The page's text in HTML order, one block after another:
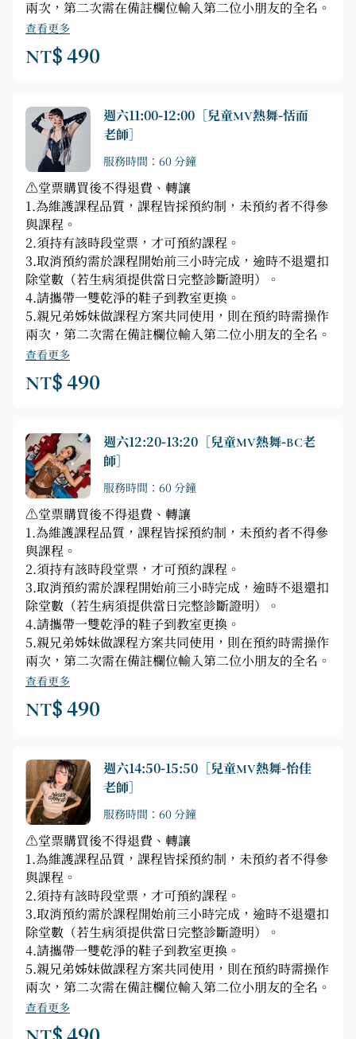
兩次，第二次需在備註欄位輸入第二位小朋友的全名。
查看更多
NT$ 490
週六11:00-12:00［兒童MV熱舞-恬而
老師］
服務時間：60 分鐘
⚠️堂票購買後不得退費、轉讓
1.為維護課程品質，課程皆採預約制，未預約者不得參
與課程。
2.須持有該時段堂票，才可預約課程。
3.取消預約需於課程開始前三小時完成，逾時不退還扣
除堂數（若生病須提供當日完整診斷證明）。
4.請攜帶一雙乾淨的鞋子到教室更換。
5.親兄弟姊妹做課程方案共同使用，則在預約時需操作
兩次，第二次需在備註欄位輸入第二位小朋友的全名。
查看更多
NT$ 490
週六12:20-13:20［兒童MV熱舞-BC老
師］
服務時間：60 分鐘
⚠️堂票購買後不得退費、轉讓
1.為維護課程品質，課程皆採預約制，未預約者不得參
與課程。
2.須持有該時段堂票，才可預約課程。
3.取消預約需於課程開始前三小時完成，逾時不退還扣
除堂數（若生病須提供當日完整診斷證明）。
4.請攜帶一雙乾淨的鞋子到教室更換。
5.親兄弟姊妹做課程方案共同使用，則在預約時需操作
兩次，第二次需在備註欄位輸入第二位小朋友的全名。
查看更多
NT$ 490
週六14:50-15:50［兒童MV熱舞-怡佳
老師］
服務時間：60 分鐘
⚠️堂票購買後不得退費、轉讓
1.為維護課程品質，課程皆採預約制，未預約者不得參
與課程。
2.須持有該時段堂票，才可預約課程。
3.取消預約需於課程開始前三小時完成，逾時不退還扣
除堂數（若生病須提供當日完整診斷證明）。
4.請攜帶一雙乾淨的鞋子到教室更換。
5.親兄弟姊妹做課程方案共同使用，則在預約時需操作
兩次，第二次需在備註欄位輸入第二位小朋友的全名。
查看更多